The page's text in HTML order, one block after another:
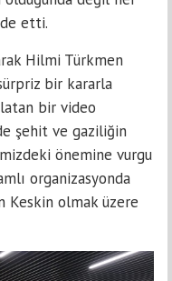
etti.
Hilmi Türkmen
bir kararla
bir video
şehit ve gaziliğin
önemine vurgu
organizasyonda
Keskin olmak üzere